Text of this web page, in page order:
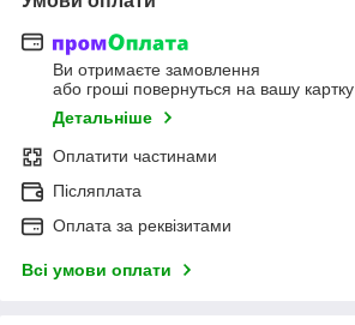
Ви отримаєте замовлення
або гроші повернуться на вашу картку
Детальніше
Оплатити частинами
Післяплата
Оплата за реквізитами
Всі умови оплати